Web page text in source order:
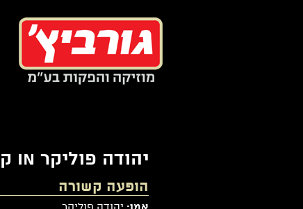
לתוכן
קשר
יהודה פוליקר in קיסריה on te%
הופעה קשורה